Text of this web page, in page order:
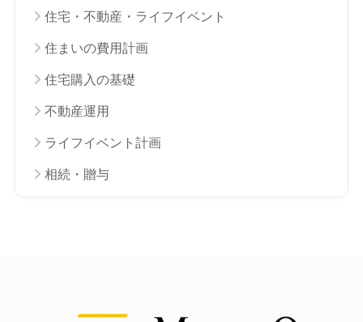
住宅・不動産・ライフイベント
住まいの費用計画
住宅購入の基礎
不動産運用
ライフイベント計画
相続・贈与